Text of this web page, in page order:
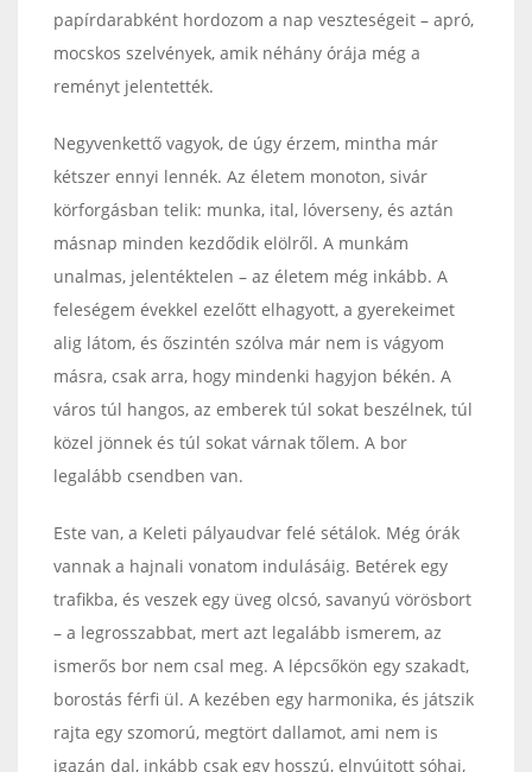
papírdarabként hordozom a nap veszteségeit – apró,
mocskos szelvények, amik néhány órája még a
reményt jelentették.
Negyvenkettő vagyok, de úgy érzem, mintha már
kétszer ennyi lennék. Az életem monoton, sivár
körforgásban telik: munka, ital, lóverseny, és aztán
másnap minden kezdődik elölről. A munkám
unalmas, jelentéktelen – az életem még inkább. A
feleségem évekkel ezelőtt elhagyott, a gyerekeimet
alig látom, és őszintén szólva már nem is vágyom
másra, csak arra, hogy mindenki hagyjon békén. A
város túl hangos, az emberek túl sokat beszélnek, túl
közel jönnek és túl sokat várnak tőlem. A bor
legalább csendben van.
Este van, a Keleti pályaudvar felé sétálok. Még órák
vannak a hajnali vonatom indulásáig. Betérek egy
trafikba, és veszek egy üveg olcsó, savanyú vörösbort
– a legrosszabbat, mert azt legalább ismerem, az
ismerős bor nem csal meg. A lépcsőkön egy szakadt,
borostás férfi ül. A kezében egy harmonika, és játszik
rajta egy szomorú, megtört dallamot, ami nem is
igazán dal, inkább csak egy hosszú, elnyújtott sóhaj,